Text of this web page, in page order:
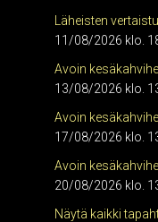
Läheisten
11/08/2026 klo.
Avoin
13/08/2026 klo.
Avoin
17/08/2026 klo.
Avoin
20/08/2026 klo.
Näytä kaikki